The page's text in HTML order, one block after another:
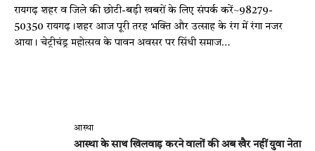
रायगढ़ शहर व जिले की छोटी-बड़ी खबरों के लिए संपर्क करें~98279-
50350 रायगढ़।शहर आज पूरी तरह भक्ति और उत्साह के रंग में रंगा नजर
आया। चेट्रीचंड्र महोत्सव के पावन अवसर पर सिंधी समाज…
आस्था
आस्था के साथ खिलवाड़ करने वालों की अब खैर नहीं युवा नेता